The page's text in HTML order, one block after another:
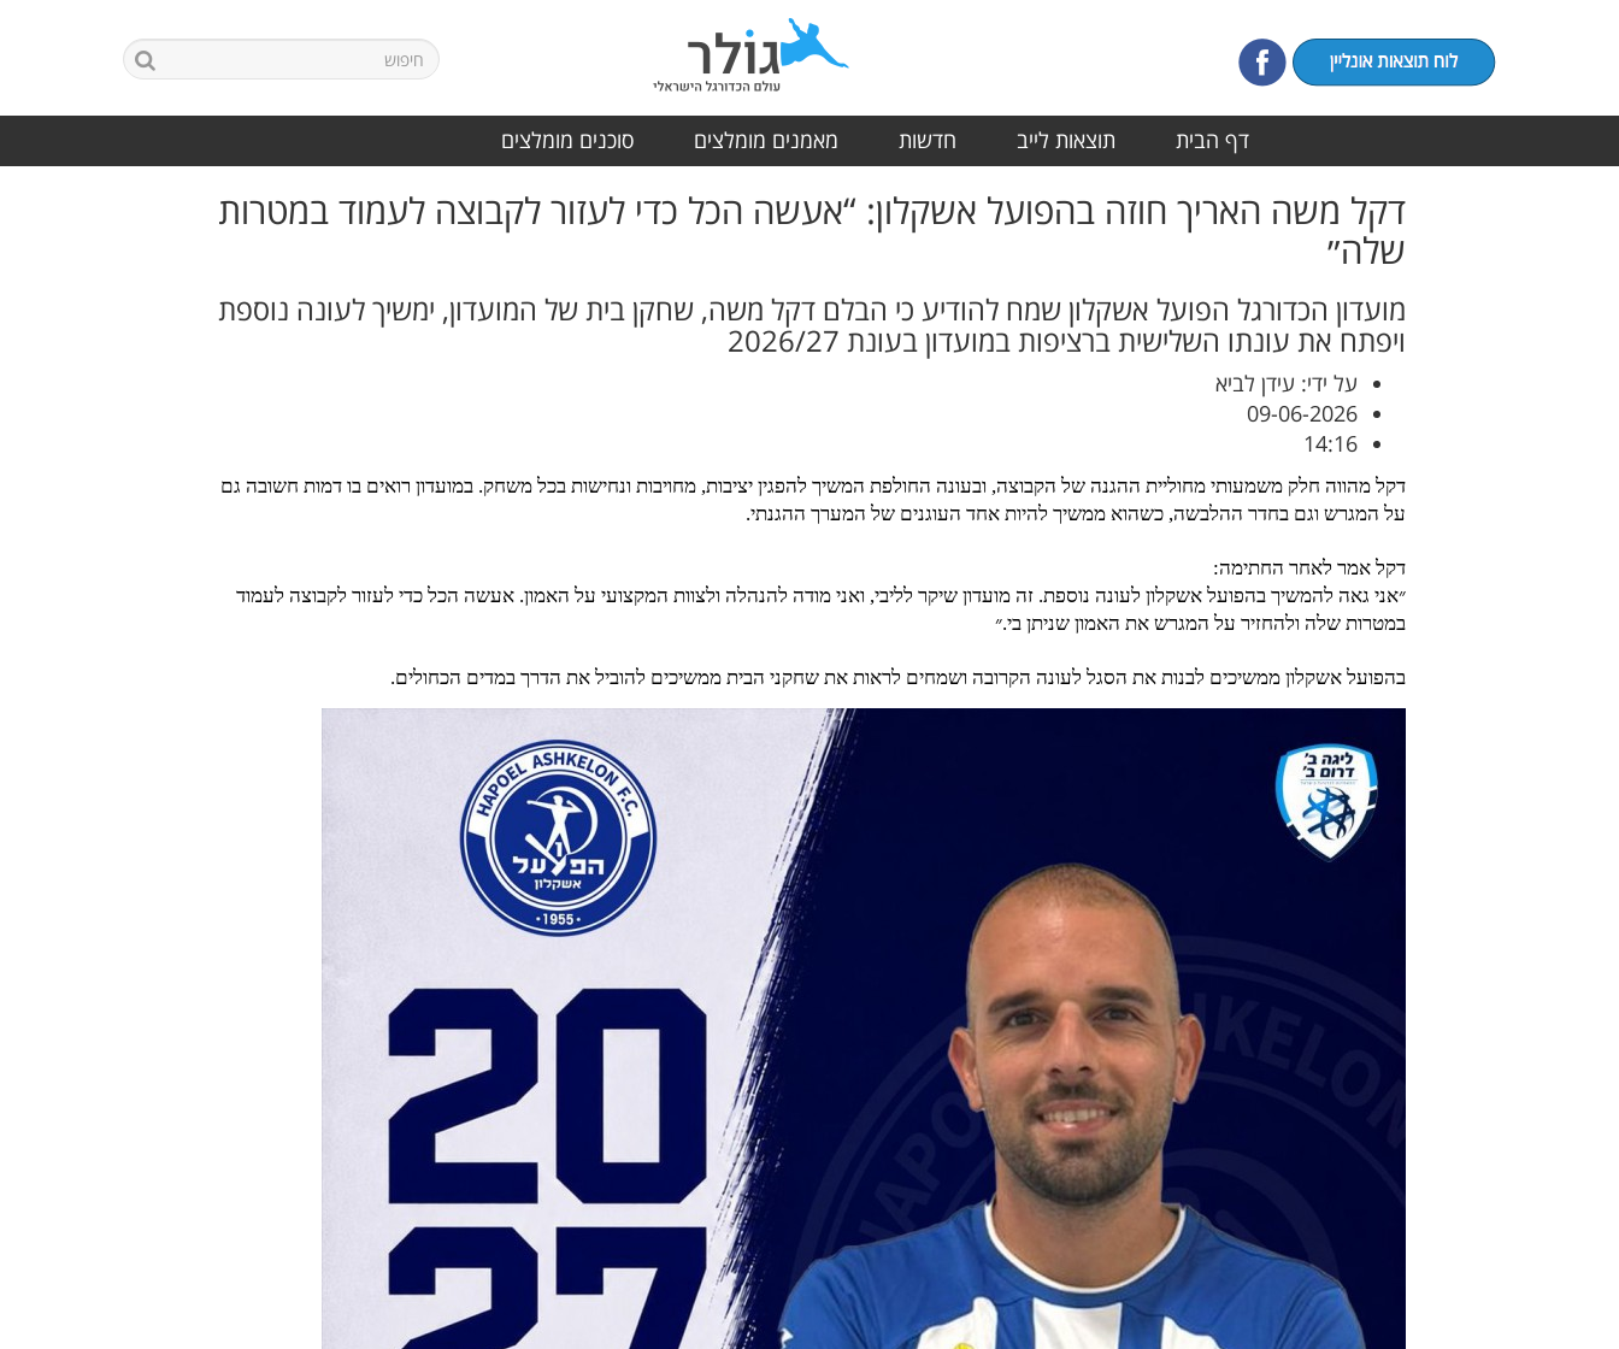
דף הבית תוצאות לייב חדשות מאמנים מומלצים סוכנים מומלצים
דקל משה האריך חוזה בהפועל אשקלון: “אעשה הכל כדי לעזור לקבוצה לעמוד במטרות
שלה״
מועדון הכדורגל הפועל אשקלון שמח להודיע כי הבלם דקל משה, שחקן בית של המועדון, ימשיך לעונה נוספת
ויפתח את עונתו השלישית ברציפות במועדון בעונת 2026/27
על ידי: עידן לביא
09-06-2026
14:16
דקל מהווה חלק משמעותי מחוליית ההגנה של הקבוצה, ובעונה החולפת המשיך להפגין יציבות, מחויבות ונחישות בכל משחק. במועדון רואים בו דמות חשובה גם
על המגרש וגם בחדר ההלבשה, כשהוא ממשיך להיות אחד העוגנים של המערך ההגנתי.
דקל אמר לאחר החתימה:
״אני גאה להמשיך בהפועל אשקלון לעונה נוספת. זה מועדון שיקר לליבי, ואני מודה להנהלה ולצוות המקצועי על האמון. אעשה הכל כדי לעזור לקבוצה לעמוד
במטרות שלה ולהחזיר על המגרש את האמון שניתן בי.״
בהפועל אשקלון ממשיכים לבנות את הסגל לעונה הקרובה ושמחים לראות את שחקני הבית ממשיכים להוביל את הדרך במדים הכחולים.